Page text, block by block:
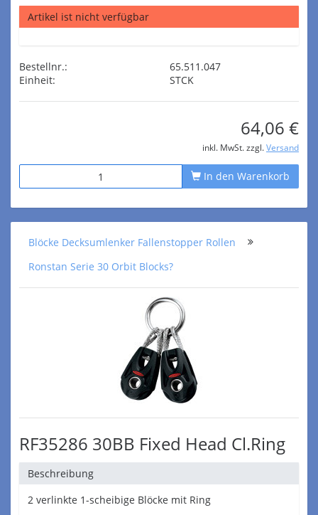
Artikel ist nicht verfügbar
Bestellnr.:
65.511.047
Einheit:
STCK
64,06 €
inkl. MwSt. zzgl. Versand
In den Warenkorb
Blöcke Decksumlenker Fallenstopper Rollen
Ronstan Serie 30 Orbit Blocks?
RF35286 30BB Fixed Head Cl.Ring
Beschreibung
2 verlinkte 1-scheibige Blöcke mit Ring